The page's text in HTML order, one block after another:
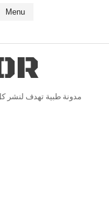
مدونة طبية تهدف لنشر